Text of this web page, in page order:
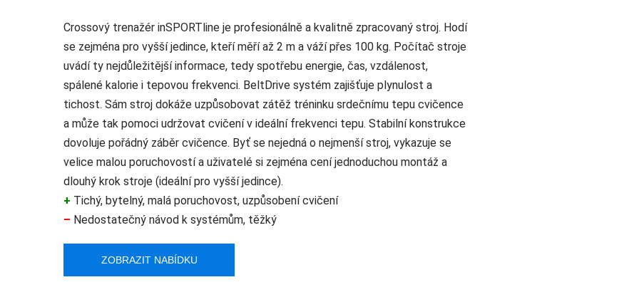
Crossový trenažér inSPORTline je profesionálně a kvalitně zpracovaný stroj. Hodí
se zejména pro vyšší jedince, kteří měří až 2 m a váží přes 100 kg. Počítač stroje
uvádí ty nejdůležitější informace, tedy spotřebu energie, čas, vzdálenost,
spálené kalorie i tepovou frekvenci. BeltDrive systém zajišťuje plynulost a
tichost. Sám stroj dokáže uzpůsobovat zátěž tréninku srdečnímu tepu cvičence
a může tak pomoci udržovat cvičení v ideální frekvenci tepu. Stabilní konstrukce
dovoluje pořádný záběr cvičence. Byť se nejedná o nejmenší stroj, vykazuje se
velice malou poruchovostí a uživatelé si zejména cení jednoduchou montáž a
dlouhý krok stroje (ideální pro vyšší jedince).
+ Tichý, bytelný, malá poruchovost, uzpůsobení cvičení
– Nedostatečný návod k systémům, těžký
ZOBRAZIT NABÍDKU